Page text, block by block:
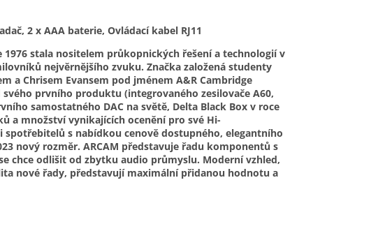
2 x AAA baterie, Ovládací kabel RJ11
stala nositelem průkopnických řešení a technologií v
nejvěrnějšího zvuku. Značka založená studenty
a Chrisem Evansem pod jménem A&R Cambridge
prvního produktu (integrovaného zesilovače A60,
samostatného DAC na světě, Delta Black Box v roce
a množství vynikajících ocenění pro své Hi-
s nabídkou cenově dostupného, ​​elegantního
nový rozměr. ARCAM představuje řadu komponentů s
chce odlišit od zbytku audio průmyslu. Moderní vzhled,
nové řady, představují maximální přidanou hodnotu a